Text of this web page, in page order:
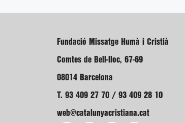
Fundació Missatge Humà i Cristià
Comtes de Bell-lloc, 67-69
08014 Barcelona
T. 93 409 27 70 / 93 409 28 10
web@catalunyacristiana.cat